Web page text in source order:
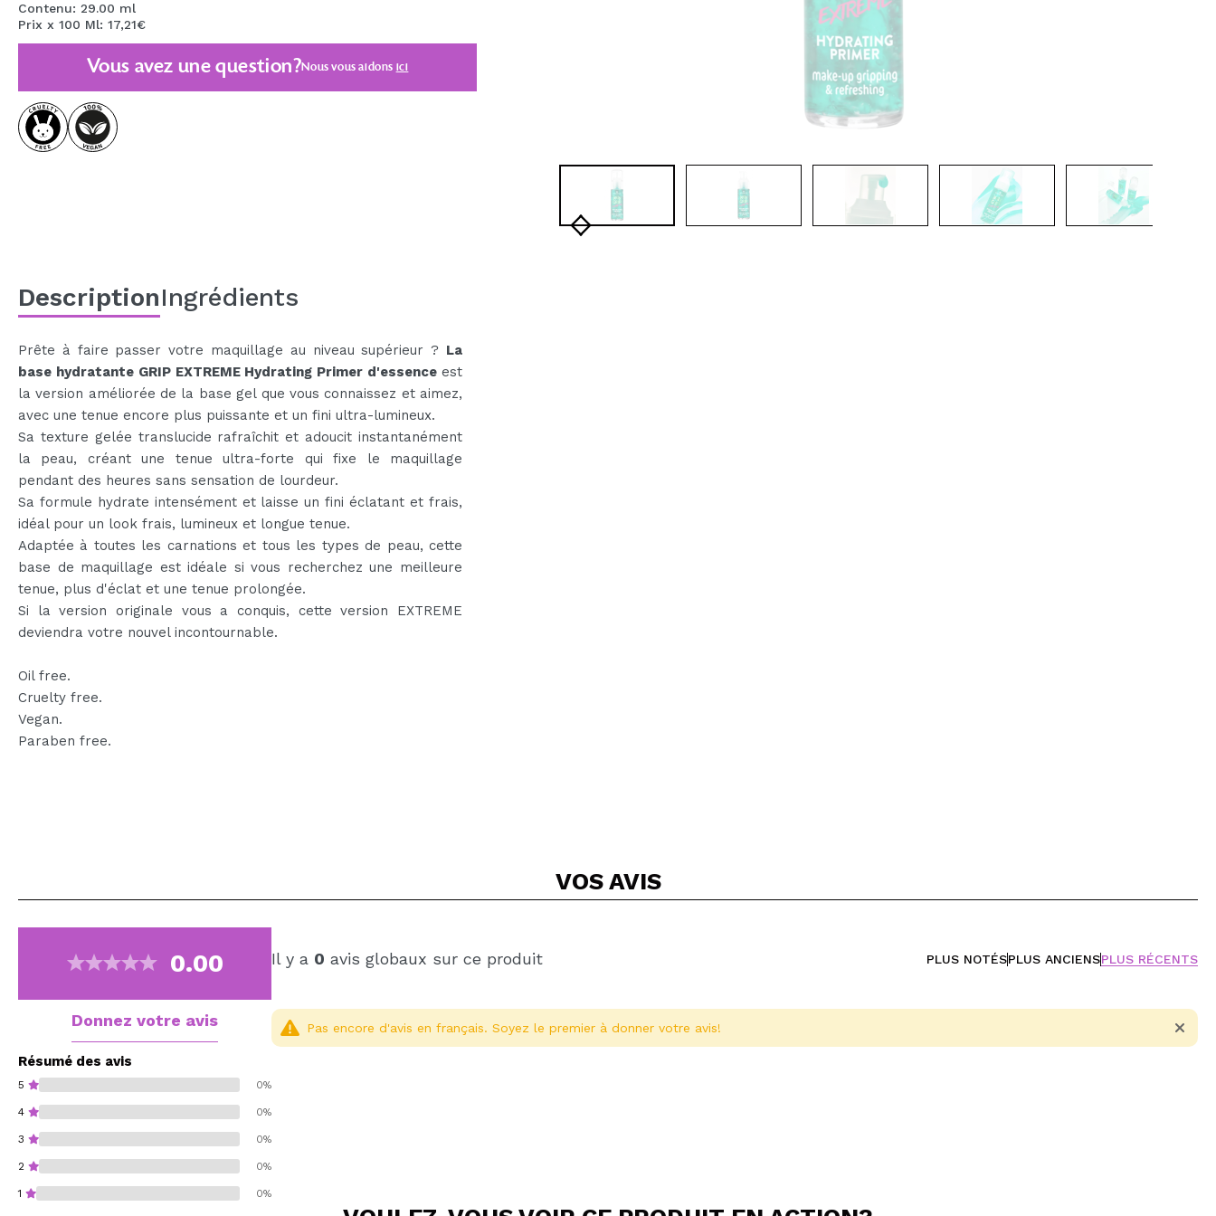
MAQUIFARMA
KOREA ZONE
TRAVEL SIZE
NATURE
BIENTÔT DISPONIBLE
CRÉER UN COMPTE
Contenu: 29.00 ml
Prix x 100 Ml: 17,21€
Vous avez une question?Nous vous aidons ici
DescriptionIngrédients
Prête à faire passer votre maquillage au niveau supérieur ? La
base hydratante GRIP EXTREME Hydrating Primer d'essence est
la version améliorée de la base gel que vous connaissez et aimez,
avec une tenue encore plus puissante et un fini ultra-lumineux.
Sa texture gelée translucide rafraîchit et adoucit instantanément
la peau, créant une tenue ultra-forte qui fixe le maquillage
pendant des heures sans sensation de lourdeur.
Sa formule hydrate intensément et laisse un fini éclatant et frais,
idéal pour un look frais, lumineux et longue tenue.
Adaptée à toutes les carnations et tous les types de peau, cette
base de maquillage est idéale si vous recherchez une meilleure
tenue, plus d'éclat et une tenue prolongée.
Si la version originale vous a conquis, cette version EXTREME
deviendra votre nouvel incontournable.
Oil free.
Cruelty free.
Vegan.
Paraben free.
VOS AVIS
0.00
Donnez votre avis
Résumé des avis
5 0%
4 0%
3 0%
2 0%
1 0%
Il y a 0 avis globaux sur ce produit PLUS NOTÉSPLUS ANCIENSPLUS RÉCENTS
Pas encore d'avis en français. Soyez le premier à donner votre avis!